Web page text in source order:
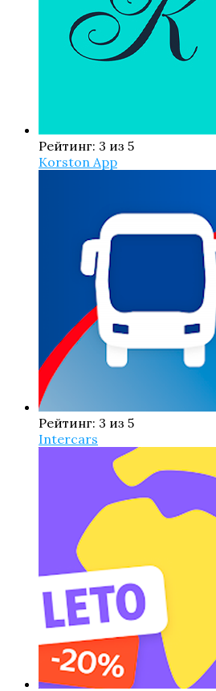
Рейтинг: 3 из 5
Korston App
Рейтинг: 3 из 5
Intercars